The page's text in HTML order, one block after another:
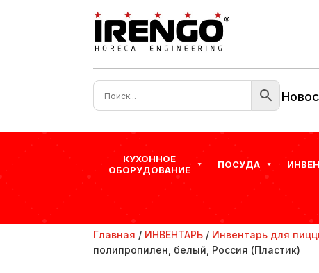
КУХОННОЕ
ОБОРУДОВАНИЕ
ПОСУДА
Главная / ИНВЕНТАРЬ / Инвентарь для
полипропилен, белый, Россия (Пластик)